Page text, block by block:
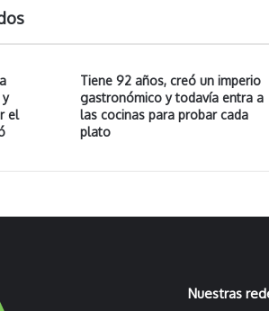
y
el
Tiene 92 años, creó un imperio
gastronómico y todavía entra a
las cocinas para probar cada
plato
Nuestras